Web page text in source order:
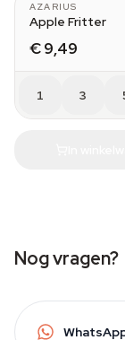
AZARIUS
Apple Fritter
€ 9,49
1 3
Nog vragen?